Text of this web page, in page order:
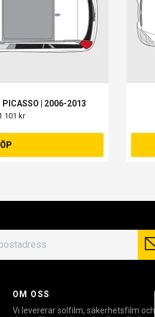
PICASSO | 2006-2013
101 kr
OM OSS
Vi levererar solfilm, säkerhetsfilm och